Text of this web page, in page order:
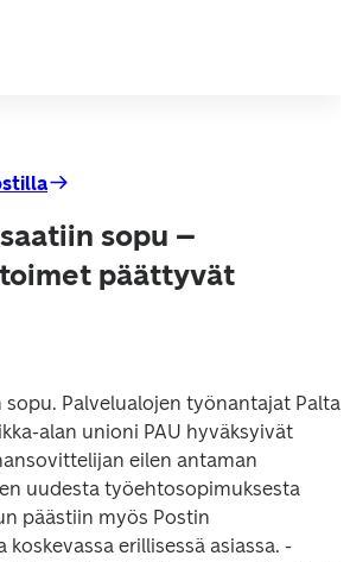
sopu –
päättyvät
sopu. Palvelualojen työnantajat Palta
alan unioni PAU hyväksyivät
eilen antaman
uudesta työehtosopimuksesta
päästiin myös Postin
erillisessä asiassa. -